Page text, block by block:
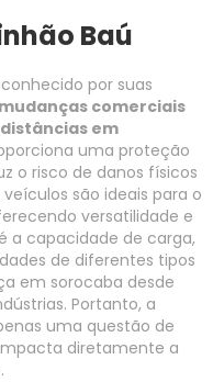
Baú
por suas
mudanças comerciais
em
uma proteção
o risco de danos físicos
são ideais para o
versatilidade e
a capacidade de carga,
de diferentes tipos
em sorocaba desde
Portanto, a
uma questão de
diretamente a